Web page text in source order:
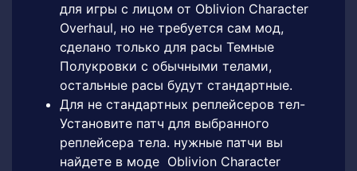
для игры с лицом от Oblivion Character
Overhaul, но не требуется сам мод,
сделано только для расы Темные
Полукровки с обычными телами,
остальные расы будут стандартные.
Для не стандартных реплейсеров тел-
Установите патч для выбранного
реплейсера тела. нужные патчи вы
найдете в моде Oblivion Character